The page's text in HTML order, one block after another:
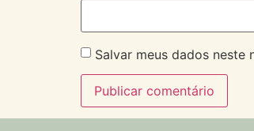
Salvar meus dados neste